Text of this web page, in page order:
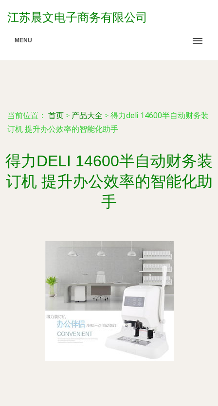
江苏晨文电子商务有限公司
MENU
当前位置： 首页 > 产品大全 > 得力deli 14600半自动财务装
订机 提升办公效率的智能化助手
得力DELI 14600半自动财务装
订机 提升办公效率的智能化助
手